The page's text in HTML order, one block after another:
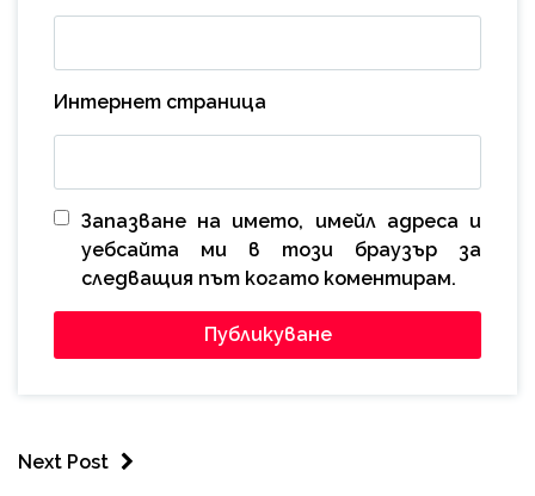
Интернет страница
Запазване на името, имейл адреса и
уебсайта ми в този браузър за
следващия път когато коментирам.
Next Post